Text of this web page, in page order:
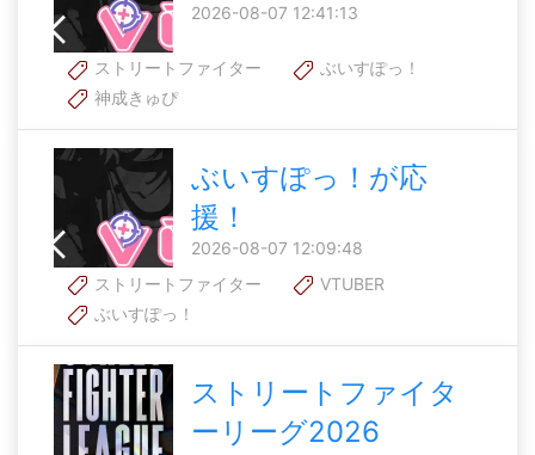
2026-08-07 12:41:13
ストリートファイター
ぶいすぽっ！
神成きゅぴ
ぶいすぽっ！が応
援！
2026-08-07 12:09:48
ストリートファイター
VTUBER
ぶいすぽっ！
ストリートファイタ
ーリーグ2026